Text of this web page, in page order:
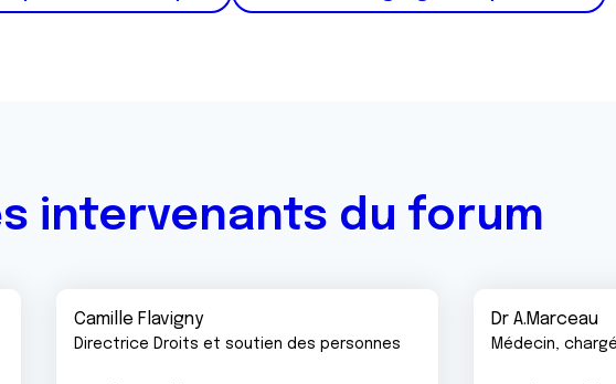
intervenants du forum
Camille Flavigny
Directrice Droits et soutien des personnes
Dr A.Marceau
Médecin,